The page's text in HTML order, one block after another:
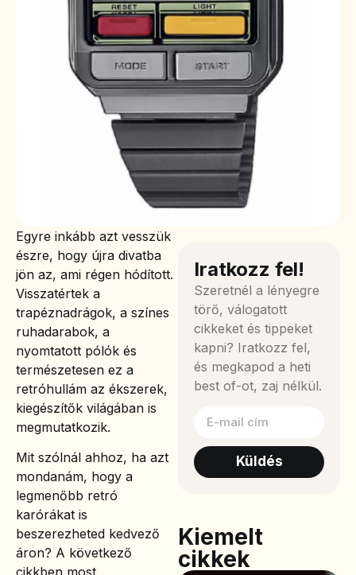
Egyre inkább azt vesszük
észre, hogy újra divatba
jön az, ami régen hódított.
Visszatértek a
trapéznadrágok, a színes
ruhadarabok, a
nyomtatott pólók és
természetesen ez a
retróhullám az ékszerek,
kiegészítők világában is
megmutatkozik.
Mit szólnál ahhoz, ha azt
mondanám, hogy a
legmenőbb retró
karórákat is
beszerezheted kedvező
áron? A következő
cikkben most
Iratkozz fel!
Szeretnél a lényegre
törő, válogatott
cikkeket és tippeket
kapni? Iratkozz fel,
és megkapod a heti
best of-ot, zaj nélkül.
Küldés
Kiemelt
cikkek